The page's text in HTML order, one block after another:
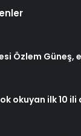
Özlem Güneş,
okuyan ilk 10 ili